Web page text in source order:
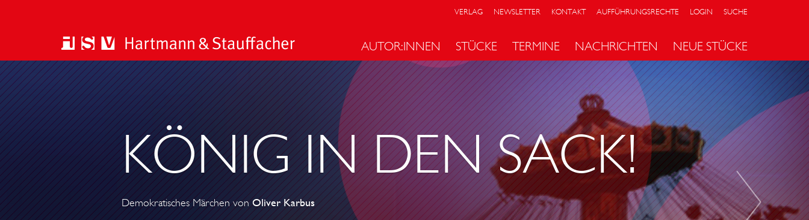
VERLAG NEWSLETTER KONTAKT AUFFÜHRUNGSRECHTE LOGIN SUCHE
AUTOR:INNEN STÜCKE TERMINE NACHRICHTEN
NEUE STÜCKE
V
I
E
L
L
R
M
U
KÖNIG IN DEN SACK!
Demokratisches Märchen von Oliver Karbus